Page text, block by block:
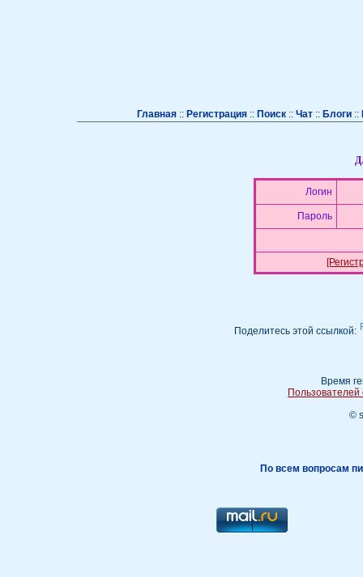
Главная :: Регистрация:: Поиск :: Чат :: Блоги::
Логин
Пароль
Поделитесь этой ссылкой:
Время
Пользователей
©
По всем вопросам